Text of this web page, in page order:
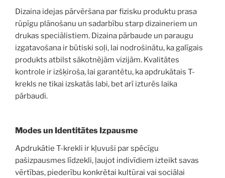
Dizaina idejas pārvēršana par fizisku produktu prasa
rūpīgu plānošanu un sadarbību starp dizaineriem un
drukas speciālistiem. Dizaina pārbaude un paraugu
izgatavošana ir būtiski soļi, lai nodrošinātu, ka galīgais
produkts atbilst sākotnējām vizijām. Kvalitātes
kontrole ir izšķiroša, lai garantētu, ka apdrukātais T-
krekls ne tikai izskatās labi, bet arī izturēs laika
pārbaudi.
Modes un Identitātes Izpausme
Apdrukātie T-krekli ir kļuvuši par spēcīgu
pašizpausmes līdzekli, ļaujot indivīdiem izteikt savas
vērtības, piederību konkrētai kultūrai vai sociālai